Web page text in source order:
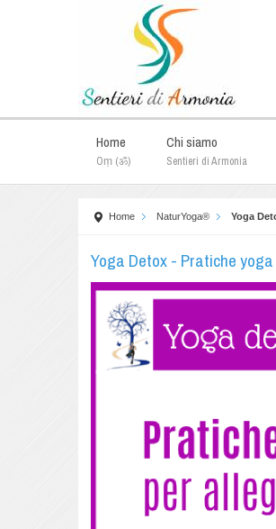
Home
Oṃ (ॐ)
Chi siamo
Sentieri di Armonia
Home NaturYoga® Yoga
Yoga Detox - Pratiche